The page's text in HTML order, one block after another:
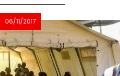
06/11/2017